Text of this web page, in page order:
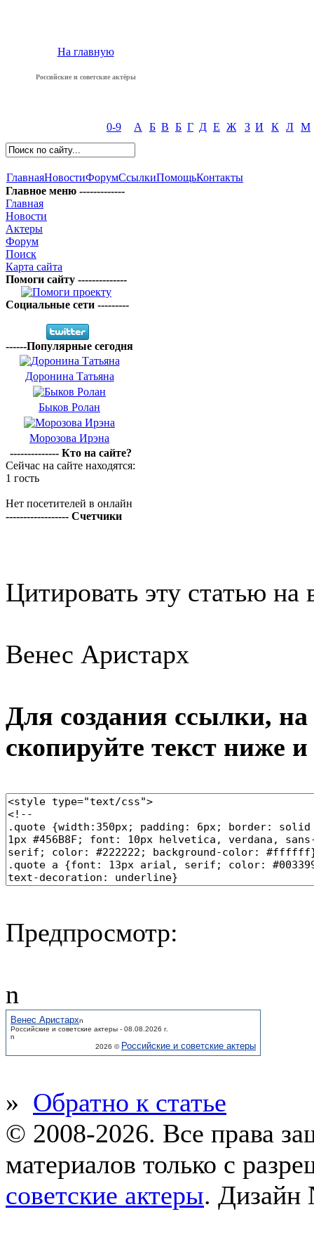
На главную
Российские и советские актёры
0-9 А Б В Б Г Д Е Ж З И К Л М
ГлавнаяНовостиФорумСсылкиПомощьКонтакты
Главное меню -------------
Главная
Новости
Актеры
Форум
Поиск
Карта сайта
Помоги сайту --------------
Социальные сети ---------
------Популярные сегодня
Доронина Татьяна
Быков Ролан
Морозова Ирэна
-------------- Кто на сайте?
Сейчас на сайте находятся:
1 гость
Нет посетителей в онлайн
------------------ Счетчики
Цитировать эту статью на
Венес Аристарх
Для создания ссылки,
скопируйте текст ниже
Предпросмотр:
n
Венес Аристархn
Российские и советские актеры - 08.08.2026 г.
n
2026 © Российские и советские актеры
» Обратно к статье
© 2008-2026. Все права
материалов только с
советские актеры. Дизайн